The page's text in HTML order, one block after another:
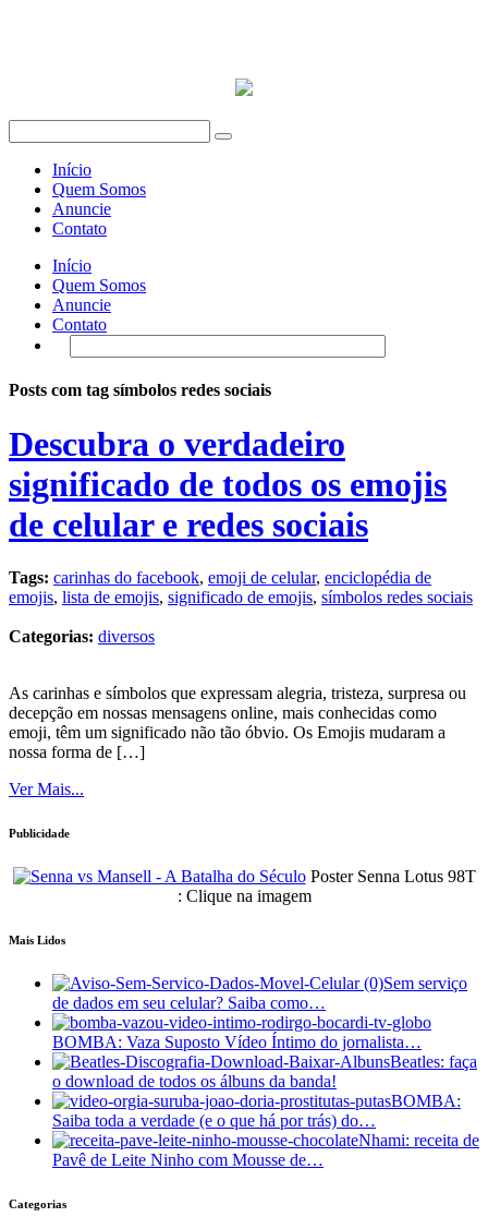
Início
Quem Somos
Anuncie
Contato
Início
Quem Somos
Anuncie
Contato
Posts com tag símbolos redes sociais
Descubra o verdadeiro
significado de todos os emojis
de celular e redes sociais
Tags: carinhas do facebook, emoji de celular, enciclopédia de
emojis, lista de emojis, significado de emojis, símbolos redes sociais
Categorias: diversos
As carinhas e símbolos que expressam alegria, tristeza, surpresa ou
decepção em nossas mensagens online, mais conhecidas como
emoji, têm um significado não tão óbvio. Os Emojis mudaram a
nossa forma de […]
Ver Mais...
Publicidade
Poster Senna Lotus 98T
: Clique na imagem
Mais Lidos
Sem serviço
de dados em seu celular? Saiba como…
BOMBA: Vaza Suposto Vídeo Íntimo do jornalista…
Beatles: faça
o download de todos os álbuns da banda!
BOMBA:
Saiba toda a verdade (e o que há por trás) do…
Nhami: receita de
Pavê de Leite Ninho com Mousse de…
Categorias